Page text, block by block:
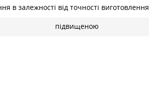
в залежності від точності виготовлення
підвищеною